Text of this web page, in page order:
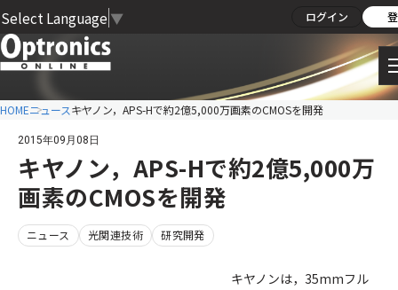
Select Language ▼ ログイン
HOMEニュースキヤノン，APS-Hで約2億5,000万画素のCMOSを開発
2015年09月08日
キヤノン，APS-Hで約2億5,000万
画素のCMOSを開発
ニュース 光関連技術 研究開発
キヤノンは，35mmフル